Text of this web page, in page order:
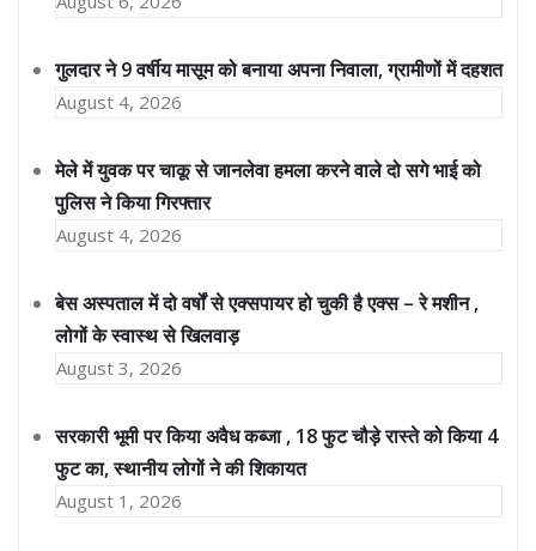
गुलदार ने 9 वर्षीय मासूम को बनाया अपना निवाला, ग्रामीणों में दहशत
August 4, 2026
मेले में युवक पर चाकू से जानलेवा हमला करने वाले दो सगे भाई को
पुलिस ने किया गिरफ्तार
August 4, 2026
बेस अस्पताल में दो वर्षों से एक्सपायर हो चुकी है एक्स – रे मशीन ,
लोगों के स्वास्थ से खिलवाड़
August 3, 2026
सरकारी भूमी पर किया अवैध कब्जा , 18 फुट चौड़े रास्ते को किया 4
फुट का, स्थानीय लोगों ने की शिकायत
August 1, 2026